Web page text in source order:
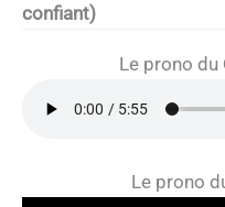
confiant)
Le prono du
Le prono